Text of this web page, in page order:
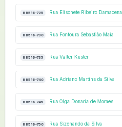
88516-725 Rua Elisonete Ribeiro Damacena
88516-730 Rua Fontoura Sebastião Maia
88516-735 Rua Valter Kuster
88516-740 Rua Adriano Martins da Silva
88516-745 Rua Olga Donaria de Moraes
88516-750 Rua Sizenando da Silva